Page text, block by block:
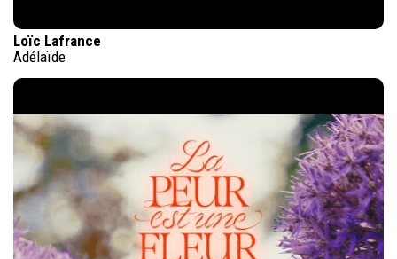
Loïc Lafrance
Adélaïde